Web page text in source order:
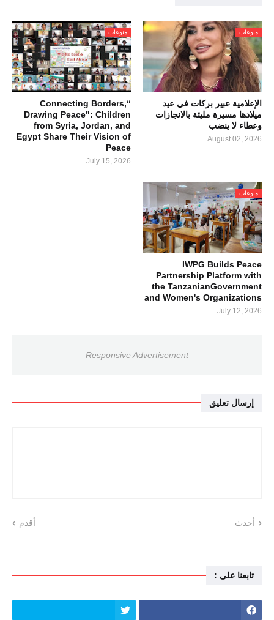
منوعات
الإعلامية عبير بركات في عيد
ميلادها مسيرة مليئة بالانجازات
وعطاء لا ينضب
August 02, 2026
منوعات
“Connecting Borders,
Drawing Peace": Children
from Syria, Jordan, and
Egypt Share Their Vision of
Peace
July 15, 2026
منوعات
IWPG Builds Peace
Partnership Platform with
the TanzanianGovernment
and Women's Organizations
July 12, 2026
Responsive Advertisement
إرسال تعليق
أحدث أقدم
تابعنا على :